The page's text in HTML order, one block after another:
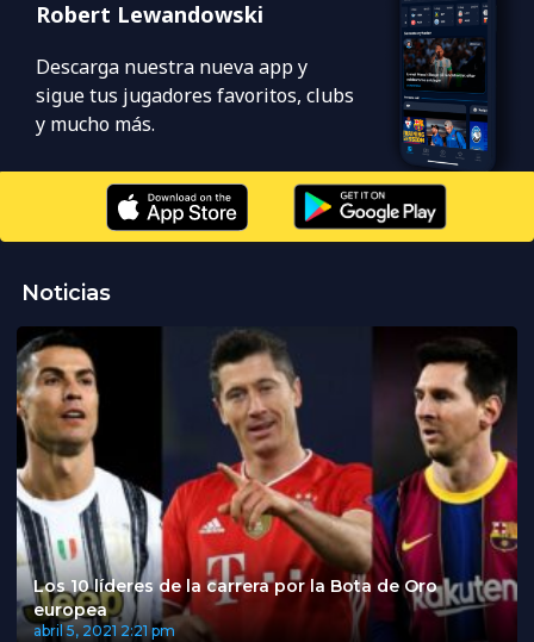
Robert Lewandowski
Descarga nuestra nueva app y
sigue tus jugadores favoritos, clubs
y mucho más.
Noticias
Los 10 líderes de la carrera por la Bota de Oro
europea
abril 5, 2021 2:21 pm